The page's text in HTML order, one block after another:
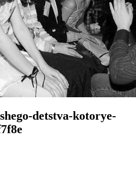
detstva-kotorye-